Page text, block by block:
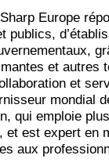
Europe
publics,
et autres
et
mondial
qui emploie
et est expert en
aux